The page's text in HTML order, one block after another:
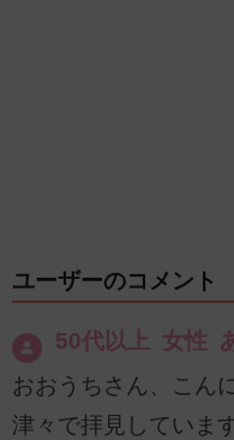
ユーザーのコメント
50代以上 女性
おおうちさん、こん
津々で拝見しています